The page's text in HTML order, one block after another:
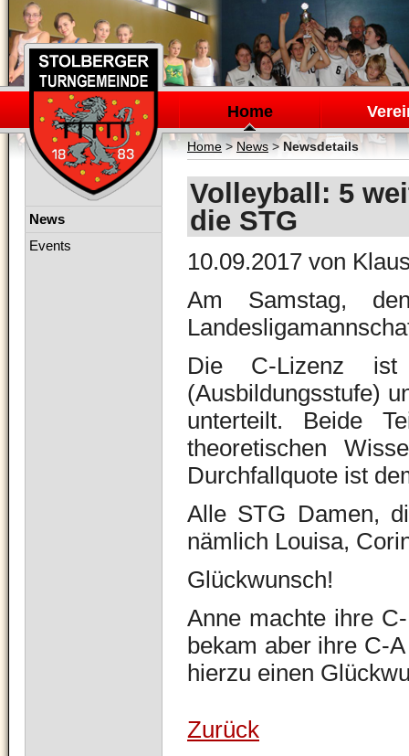
Navigation
überspringen
Home
Home> News>Newsdetails
Volleyball: 5
die STG
10.09.2017 von
Am Samstag,
Die C-Lizenz
(Ausbildungsstufe)
unterteilt. Beide
theoretischen
Durchfallquote ist
Alle STG Damen,
nämlich Louisa,
Glückwunsch!
Anne machte ihre
bekam aber ihre C-
hierzu einen
Zurück
Navigation
News
Events